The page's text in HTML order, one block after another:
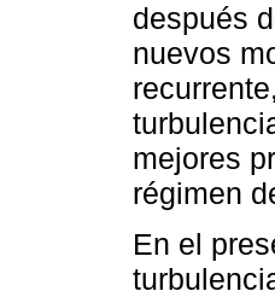
después
nuevos
mejores
régimen
En el